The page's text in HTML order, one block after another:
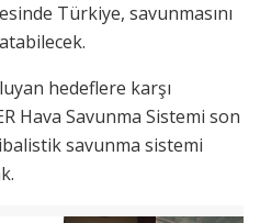
Türkiye, savunmasını
hedeflere karşı
Hava Savunma Sistemi son
savunma sistemi